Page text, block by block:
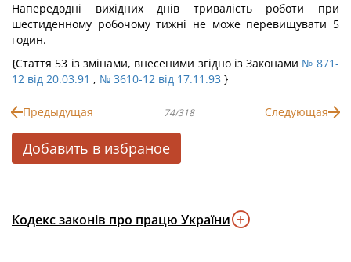
Напередодні вихідних днів тривалість роботи при
шестиденному робочому тижні не може перевищувати 5
годин.
{Стаття 53 із змінами, внесеними згідно із Законами № 871-
12 від 20.03.91 , № 3610-12 від 17.11.93 }
Предыдущая 74/318 Следующая
Добавить в избраное
Кодекс законів про працю України